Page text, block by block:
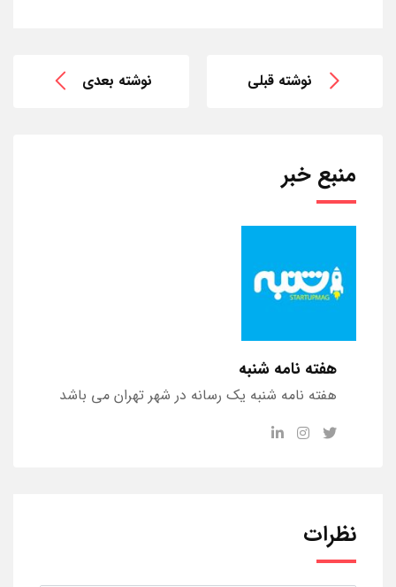
نوشته قبلی نوشته بعدی
منبع خبر
هفته نامه شنبه
هفته نامه شنبه یک رسانه در شهر تهران می باشد
نظرات